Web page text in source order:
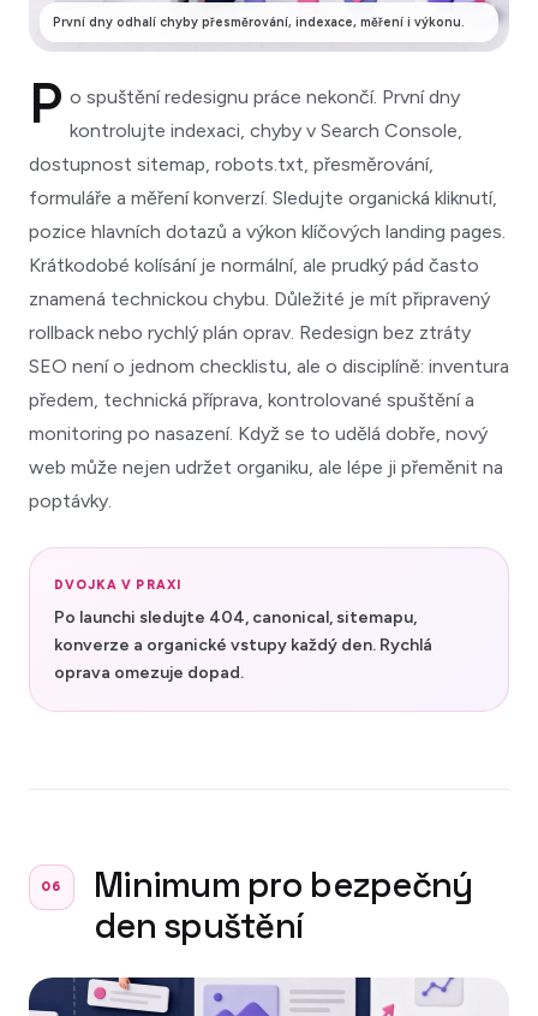
První dny odhalí chyby přesměrování, indexace, měření i výkonu.
P o spuštění redesignu práce nekončí. První dny
kontrolujte indexaci, chyby v Search Console,
dostupnost sitemap, robots.txt, přesměrování,
formuláře a měření konverzí. Sledujte organická kliknutí,
pozice hlavních dotazů a výkon klíčových landing pages.
Krátkodobé kolísání je normální, ale prudký pád často
znamená technickou chybu. Důležité je mít připravený
rollback nebo rychlý plán oprav. Redesign bez ztráty
SEO není o jednom checklistu, ale o disciplíně: inventura
předem, technická příprava, kontrolované spuštění a
monitoring po nasazení. Když se to udělá dobře, nový
web může nejen udržet organiku, ale lépe ji přeměnit na
poptávky.
DVOJKA V PRAXI
Po launchi sledujte 404, canonical, sitemapu,
konverze a organické vstupy každý den. Rychlá
oprava omezuje dopad.
06
Minimum pro bezpečný
den spuštění